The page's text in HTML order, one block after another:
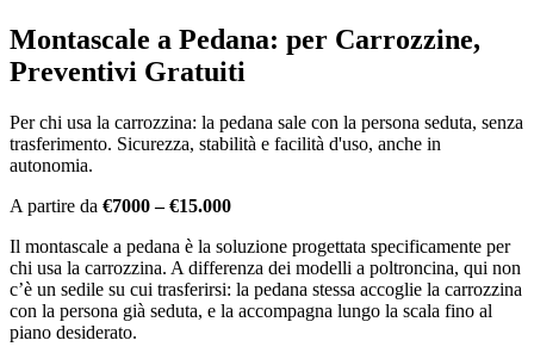
Montascale a Pedana: per Carrozzine,
Preventivi Gratuiti
Per chi usa la carrozzina: la pedana sale con la persona seduta, senza
trasferimento. Sicurezza, stabilità e facilità d'uso, anche in
autonomia.
A partire da €7000 – €15.000
Il montascale a pedana è la soluzione progettata specificamente per
chi usa la carrozzina. A differenza dei modelli a poltroncina, qui non
c’è un sedile su cui trasferirsi: la pedana stessa accoglie la carrozzina
con la persona già seduta, e la accompagna lungo la scala fino al
piano desiderato.